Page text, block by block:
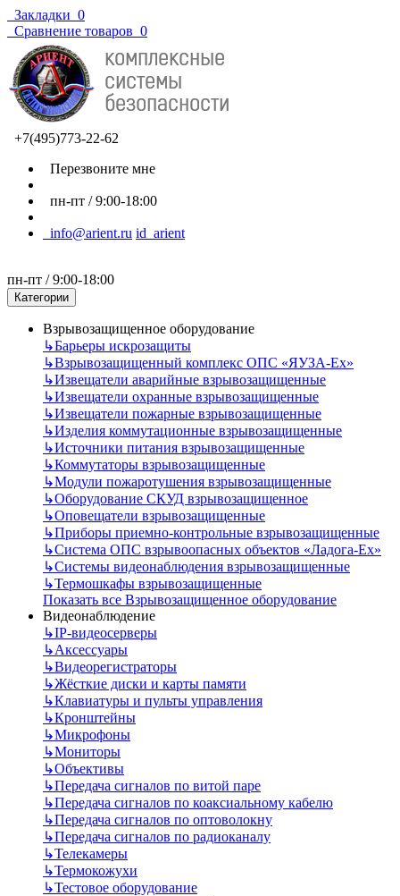
Закладки 0
Сравнение товаров 0
+7(495)773-22-62
Перезвоните мне
пн-пт / 9:00-18:00
info@arient.ru id_arient
пн-пт / 9:00-18:00
Категории
Взрывозащищенное оборудование
↳Барьеры искрозащиты
↳Взрывозащищенный комплекс ОПС «ЯУЗА-Ех»
↳Извещатели аварийные взрывозащищенные
↳Извещатели охранные взрывозащищенные
↳Извещатели пожарные взрывозащищенные
↳Изделия коммутационные взрывозащищенные
↳Источники питания взрывозащищенные
↳Коммутаторы взрывозащищенные
↳Модули пожаротушения взрывозащищенные
↳Оборудование СКУД взрывозащищенное
↳Оповещатели взрывозащищенные
↳Приборы приемно-контрольные взрывозащищенные
↳Система ОПС взрывоопасных объектов «Ладога-Ex»
↳Системы видеонаблюдения взрывозащищенные
↳Термошкафы взрывозащищенные
Показать все Взрывозащищенное оборудование
Видеонаблюдение
↳IP-видеосерверы
↳Аксессуары
↳Видеорегистраторы
↳Жёсткие диски и карты памяти
↳Клавиатуры и пульты управления
↳Кронштейны
↳Микрофоны
↳Мониторы
↳Объективы
↳Передача сигналов по витой паре
↳Передача сигналов по коаксиальному кабелю
↳Передача сигналов по оптоволокну
↳Передача сигналов по радиоканалу
↳Телекамеры
↳Термокожухи
↳Тестовое оборудование